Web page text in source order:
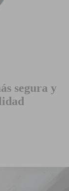
segura y